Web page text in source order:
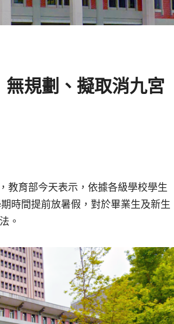
規劃、擬取消九宮
教育部今天表示，依據各級學校學生
時間提前放暑假，對於畢業生及新生
。